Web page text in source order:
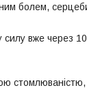
болем,
вже через